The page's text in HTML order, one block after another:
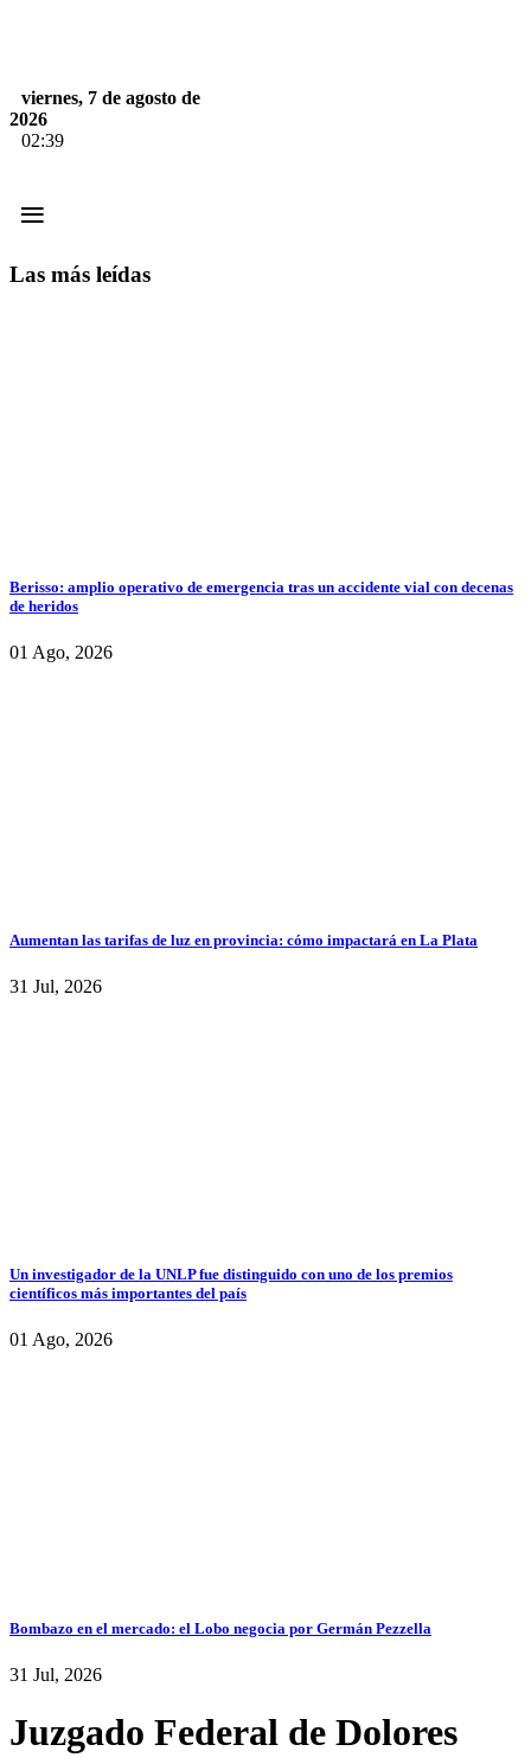
viernes, 7 de agosto de
2026
02:39
≡
Las más leídas
Berisso: amplio operativo de emergencia tras un accidente vial con decenas
de heridos
01 Ago, 2026
Aumentan las tarifas de luz en provincia: cómo impactará en La Plata
31 Jul, 2026
Un investigador de la UNLP fue distinguido con uno de los premios
científicos más importantes del país
01 Ago, 2026
Bombazo en el mercado: el Lobo negocia por Germán Pezzella
31 Jul, 2026
Juzgado Federal de Dolores